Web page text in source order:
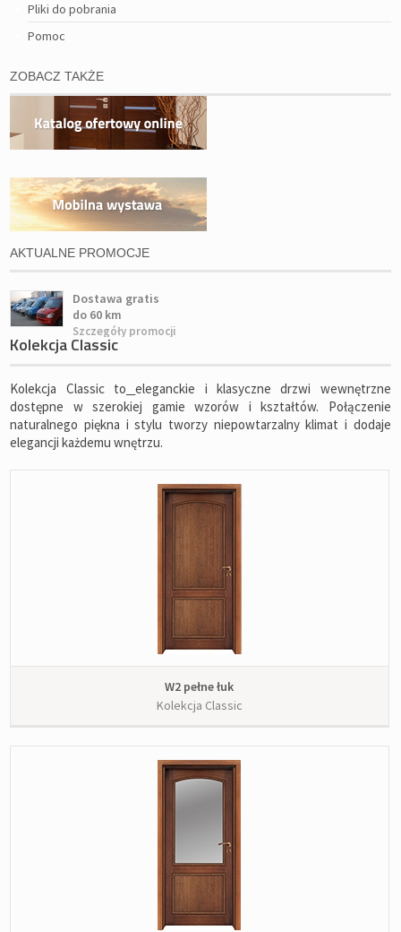
Pliki do pobrania
Pomoc
ZOBACZ TAKŻE
AKTUALNE PROMOCJE
Dostawa gratis
do 60 km
Szczegóły promocji
Kolekcja Classic
Kolekcja Classic to eleganckie i klasyczne drzwi wewnętrzne
dostępne w szerokiej gamie wzorów i kształtów. Połączenie
naturalnego piękna i stylu tworzy niepowtarzalny klimat i dodaje
elegancji każdemu wnętrzu.
W2 pełne łuk
Kolekcja Classic